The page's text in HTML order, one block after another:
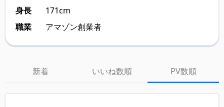
身長
171cm
職業
アマゾン創業者
新着 いいね数順 PV数順